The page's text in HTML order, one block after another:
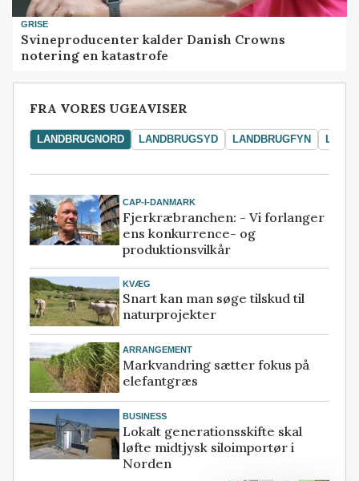
GRISE
Svineproducenter kalder Danish Crowns
notering en katastrofe
FRA VORES UGEAVISER
LANDBRUGNORD LANDBRUGSYD LANDBRUGFYN
CAP-I-DANMARK
Fjerkræbranchen: - Vi forlanger
ens konkurrence- og
produktionsvilkår
KVÆG
Snart kan man søge tilskud til
naturprojekter
ARRANGEMENT
Markvandring sætter fokus på
elefantgræs
BUSINESS
Lokalt generationsskifte skal
løfte midtjysk siloimportør i
Norden